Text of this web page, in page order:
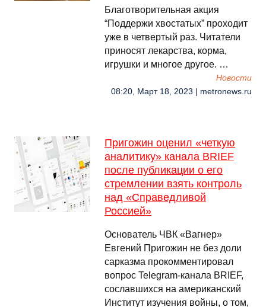
Благотворительная акция
“Поддержи хвостатых” проходит
уже в четвертый раз. Читатели
приносят лекарства, корма,
игрушки и многое другое. …
Новости
08:20, Март 18, 2023 | metronews.ru
Пригожин оценил «четкую
аналитику» канала BRIEF
после публикации о его
стремлении взять контроль
над «Справедливой
Россией»
Основатель ЧВК «Вагнер»
Евгений Пригожин не без доли
сарказма прокомментировал
вопрос Telegram-канала BRIEF,
сославшихся на американский
Институт изучения войны, о том,